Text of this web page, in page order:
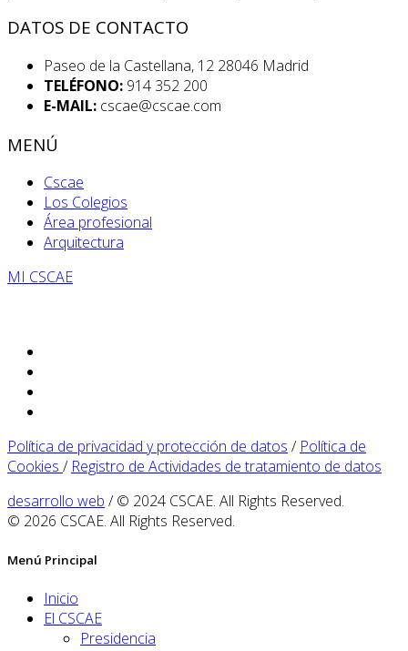
DATOS DE CONTACTO
Paseo de la Castellana, 12 28046 Madrid
TELÉFONO: 914 352 200
E-MAIL: cscae@cscae.com
MENÚ
Cscae
Los Colegios
Área profesional
Arquitectura
MI CSCAE
Política de privacidad y protección de datos / Política de
Cookies / Registro de Actividades de tratamiento de datos
desarrollo web / © 2024 CSCAE. All Rights Reserved.
© 2026 CSCAE. All Rights Reserved.
Menú Principal
Inicio
El CSCAE
Presidencia